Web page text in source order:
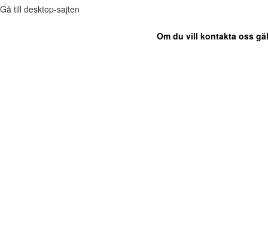
Gå till desktop-sajten
Om du vill kontakta oss